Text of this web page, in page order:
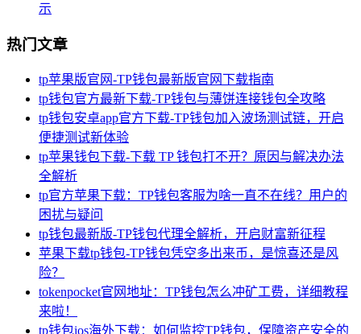
示
热门文章
tp苹果版官网-TP钱包最新版官网下载指南
tp钱包官方最新下载-TP钱包与薄饼连接钱包全攻略
tp钱包安卓app官方下载-TP钱包加入波场测试链，开启
便捷测试新体验
tp苹果钱包下载-下载 TP 钱包打不开？原因与解决办法
全解析
tp官方苹果下载：TP钱包客服为啥一直不在线？用户的
困扰与疑问
tp钱包最新版-TP钱包代理全解析，开启财富新征程
苹果下载tp钱包-TP钱包凭空多出来币，是惊喜还是风
险？
tokenpocket官网地址：TP钱包怎么冲矿工费，详细教程
来啦！
tp钱包ios海外下载：如何监控TP钱包，保障资产安全的